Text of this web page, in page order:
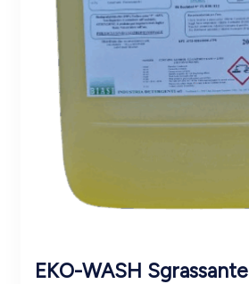
EKO-WASH Sgrassante